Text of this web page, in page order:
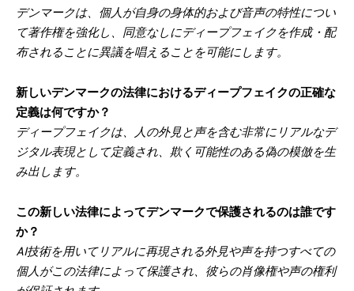
デンマークは、個人が自身の身体的および音声の特性につい
て著作権を強化し、同意なしにディープフェイクを作成・配
布されることに異議を唱えることを可能にします。
新しいデンマークの法律におけるディープフェイクの正確な
定義は何ですか？
ディープフェイクは、人の外見と声を含む非常にリアルなデ
ジタル表現として定義され、欺く可能性のある偽の模倣を生
み出します。
この新しい法律によってデンマークで保護されるのは誰です
か？
AI技術を用いてリアルに再現される外見や声を持つすべての
個人がこの法律によって保護され、彼らの肖像権や声の権利